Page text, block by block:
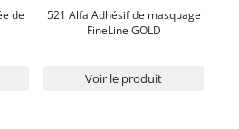
de
521 Alfa Adhésif de masquage
FineLine GOLD
Voir le produit